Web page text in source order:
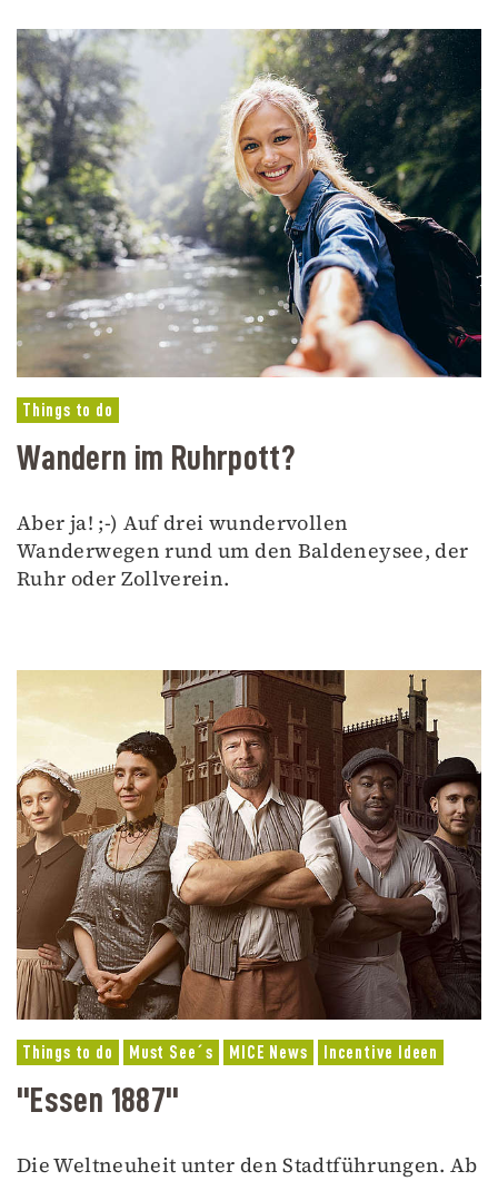
Things to do
Wandern im Ruhrpott?
Aber ja! ;-) Auf drei wundervollen
Wanderwegen rund um den Baldeneysee, der
Ruhr oder Zollverein.
Things to do Must See´s MICE News Incentive Ideen
"Essen 1887"
Die Weltneuheit unter den Stadtführungen. Ab